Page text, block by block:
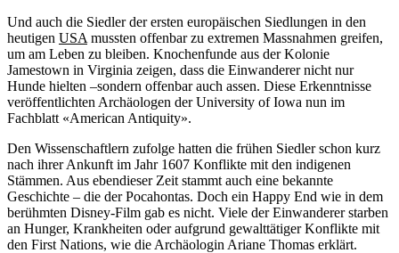
Und auch die Siedler der ersten europäischen Siedlungen in den
heutigen USA mussten offenbar zu extremen Massnahmen greifen,
um am Leben zu bleiben. Knochenfunde aus der Kolonie
Jamestown in Virginia zeigen, dass die Einwanderer nicht nur
Hunde hielten –sondern offenbar auch assen. Diese Erkenntnisse
veröffentlichten Archäologen der University of Iowa nun im
Fachblatt «American Antiquity».
Den Wissenschaftlern zufolge hatten die frühen Siedler schon kurz
nach ihrer Ankunft im Jahr 1607 Konflikte mit den indigenen
Stämmen. Aus ebendieser Zeit stammt auch eine bekannte
Geschichte – die der Pocahontas. Doch ein Happy End wie in dem
berühmten Disney-Film gab es nicht. Viele der Einwanderer starben
an Hunger, Krankheiten oder aufgrund gewalttätiger Konflikte mit
den First Nations, wie die Archäologin Ariane Thomas erklärt.